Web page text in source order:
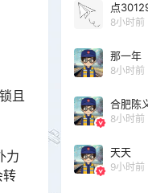
且
力
转
点
8小时前
那一年
8小时前
合肥陈
8小时前
天天
9小时前